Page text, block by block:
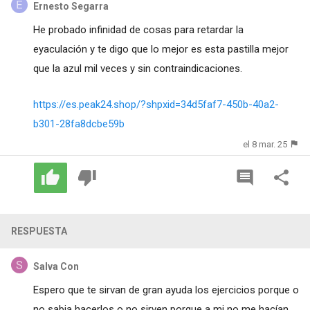
Ernesto Segarra
He probado infinidad de cosas para retardar la
eyaculación y te digo que lo mejor es esta pastilla mejor
que la azul mil veces y sin contraindicaciones.
https://es.peak24.shop/?shpxid=34d5faf7-450b-40a2-
b301-28fa8dcbe59b
el 8 mar. 25
RESPUESTA
Salva Con
Espero que te sirvan de gran ayuda los ejercicios porque o